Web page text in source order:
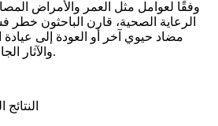
وفقًا لعوامل مثل العمر والأمراض
الرعاية الصحية، قارن الباحثون خطر
مضاد حيوي آخر أو العودة إلى
والآثار الجانبية بين المضادات الحيوية.